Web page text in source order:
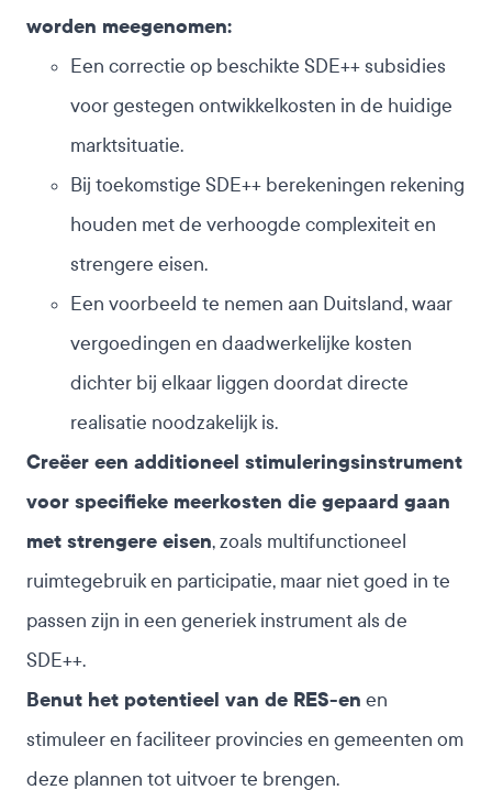
worden meegenomen:
Een correctie op beschikte SDE++ subsidies
voor gestegen ontwikkelkosten in de huidige
marktsituatie.
Bij toekomstige SDE++ berekeningen rekening
houden met de verhoogde complexiteit en
strengere eisen.
Een voorbeeld te nemen aan Duitsland, waar
vergoedingen en daadwerkelijke kosten
dichter bij elkaar liggen doordat directe
realisatie noodzakelijk is.
Creëer een additioneel stimuleringsinstrument
voor specifieke meerkosten die gepaard gaan
met strengere eisen, zoals multifunctioneel
ruimtegebruik en participatie, maar niet goed in te
passen zijn in een generiek instrument als de
SDE++.
Benut het potentieel van de RES-en en
stimuleer en faciliteer provincies en gemeenten om
deze plannen tot uitvoer te brengen.